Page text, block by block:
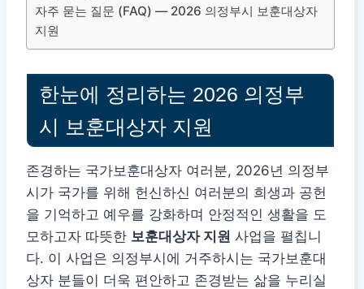
자주 묻는 질문 (FAQ) — 2026 의정부시 보훈대상자
지원
한눈에 정리하는 2026 의정부
시 보훈대상자 지원
존경하는 국가보훈대상자 여러분, 2026년 의정부
시가 국가를 위해 헌신하신 여러분의 희생과 공헌
을 기억하고 예우를 강화하며 안정적인 생활을 도
모하고자 따뜻한 보훈대상자 지원 사업을 펼칩니
다. 이 사업은 의정부시에 거주하시는 국가보훈대
상자 분들이 더욱 편안하고 존경받는 삶을 누리실